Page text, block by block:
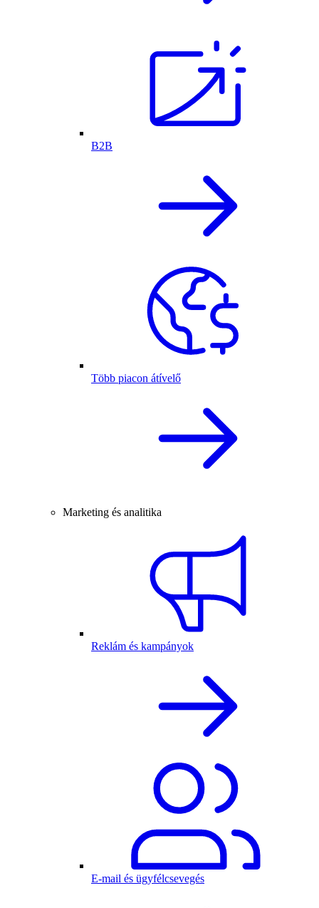
B2B
Több piacon átívelő
Marketing és analitika
Reklám és kampányok
E-mail és ügyfélcsevegés